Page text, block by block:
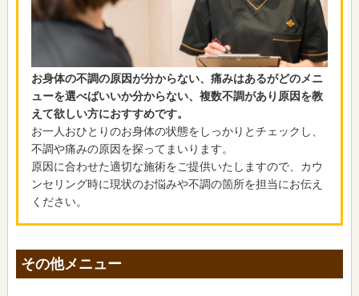
お身体の不調の原因が分からない、痛みはあるがどのメニ
ューを選べばいいか分からない、複数不調があり原因を教
えて欲しい方におすすめです。
お一人おひとりのお身体の状態をしっかりとチェックし、
不調や痛みの原因を探ってまいります。
原因に合わせた適切な施術をご提供いたしますので、カウ
ンセリング時に現状のお悩みや不調の箇所を担当にお伝え
ください。
その他メニュー